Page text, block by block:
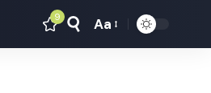
9
Tamaño
Aa